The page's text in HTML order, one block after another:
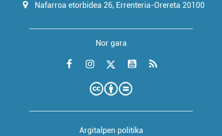
Nafarroa etorbidea 26, Errenteria-Orereta 20100
Nor gara
Argitalpen politika